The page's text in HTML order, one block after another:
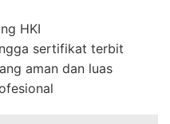
HKI
sertifikat terbit
aman dan luas